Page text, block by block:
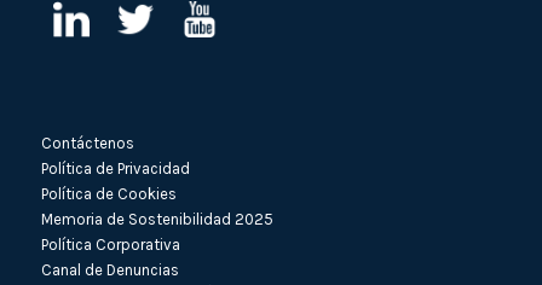
Contáctenos
Política de Privacidad
Política de Cookies
Memoria de Sostenibilidad 2025
Política Corporativa
Canal de Denuncias